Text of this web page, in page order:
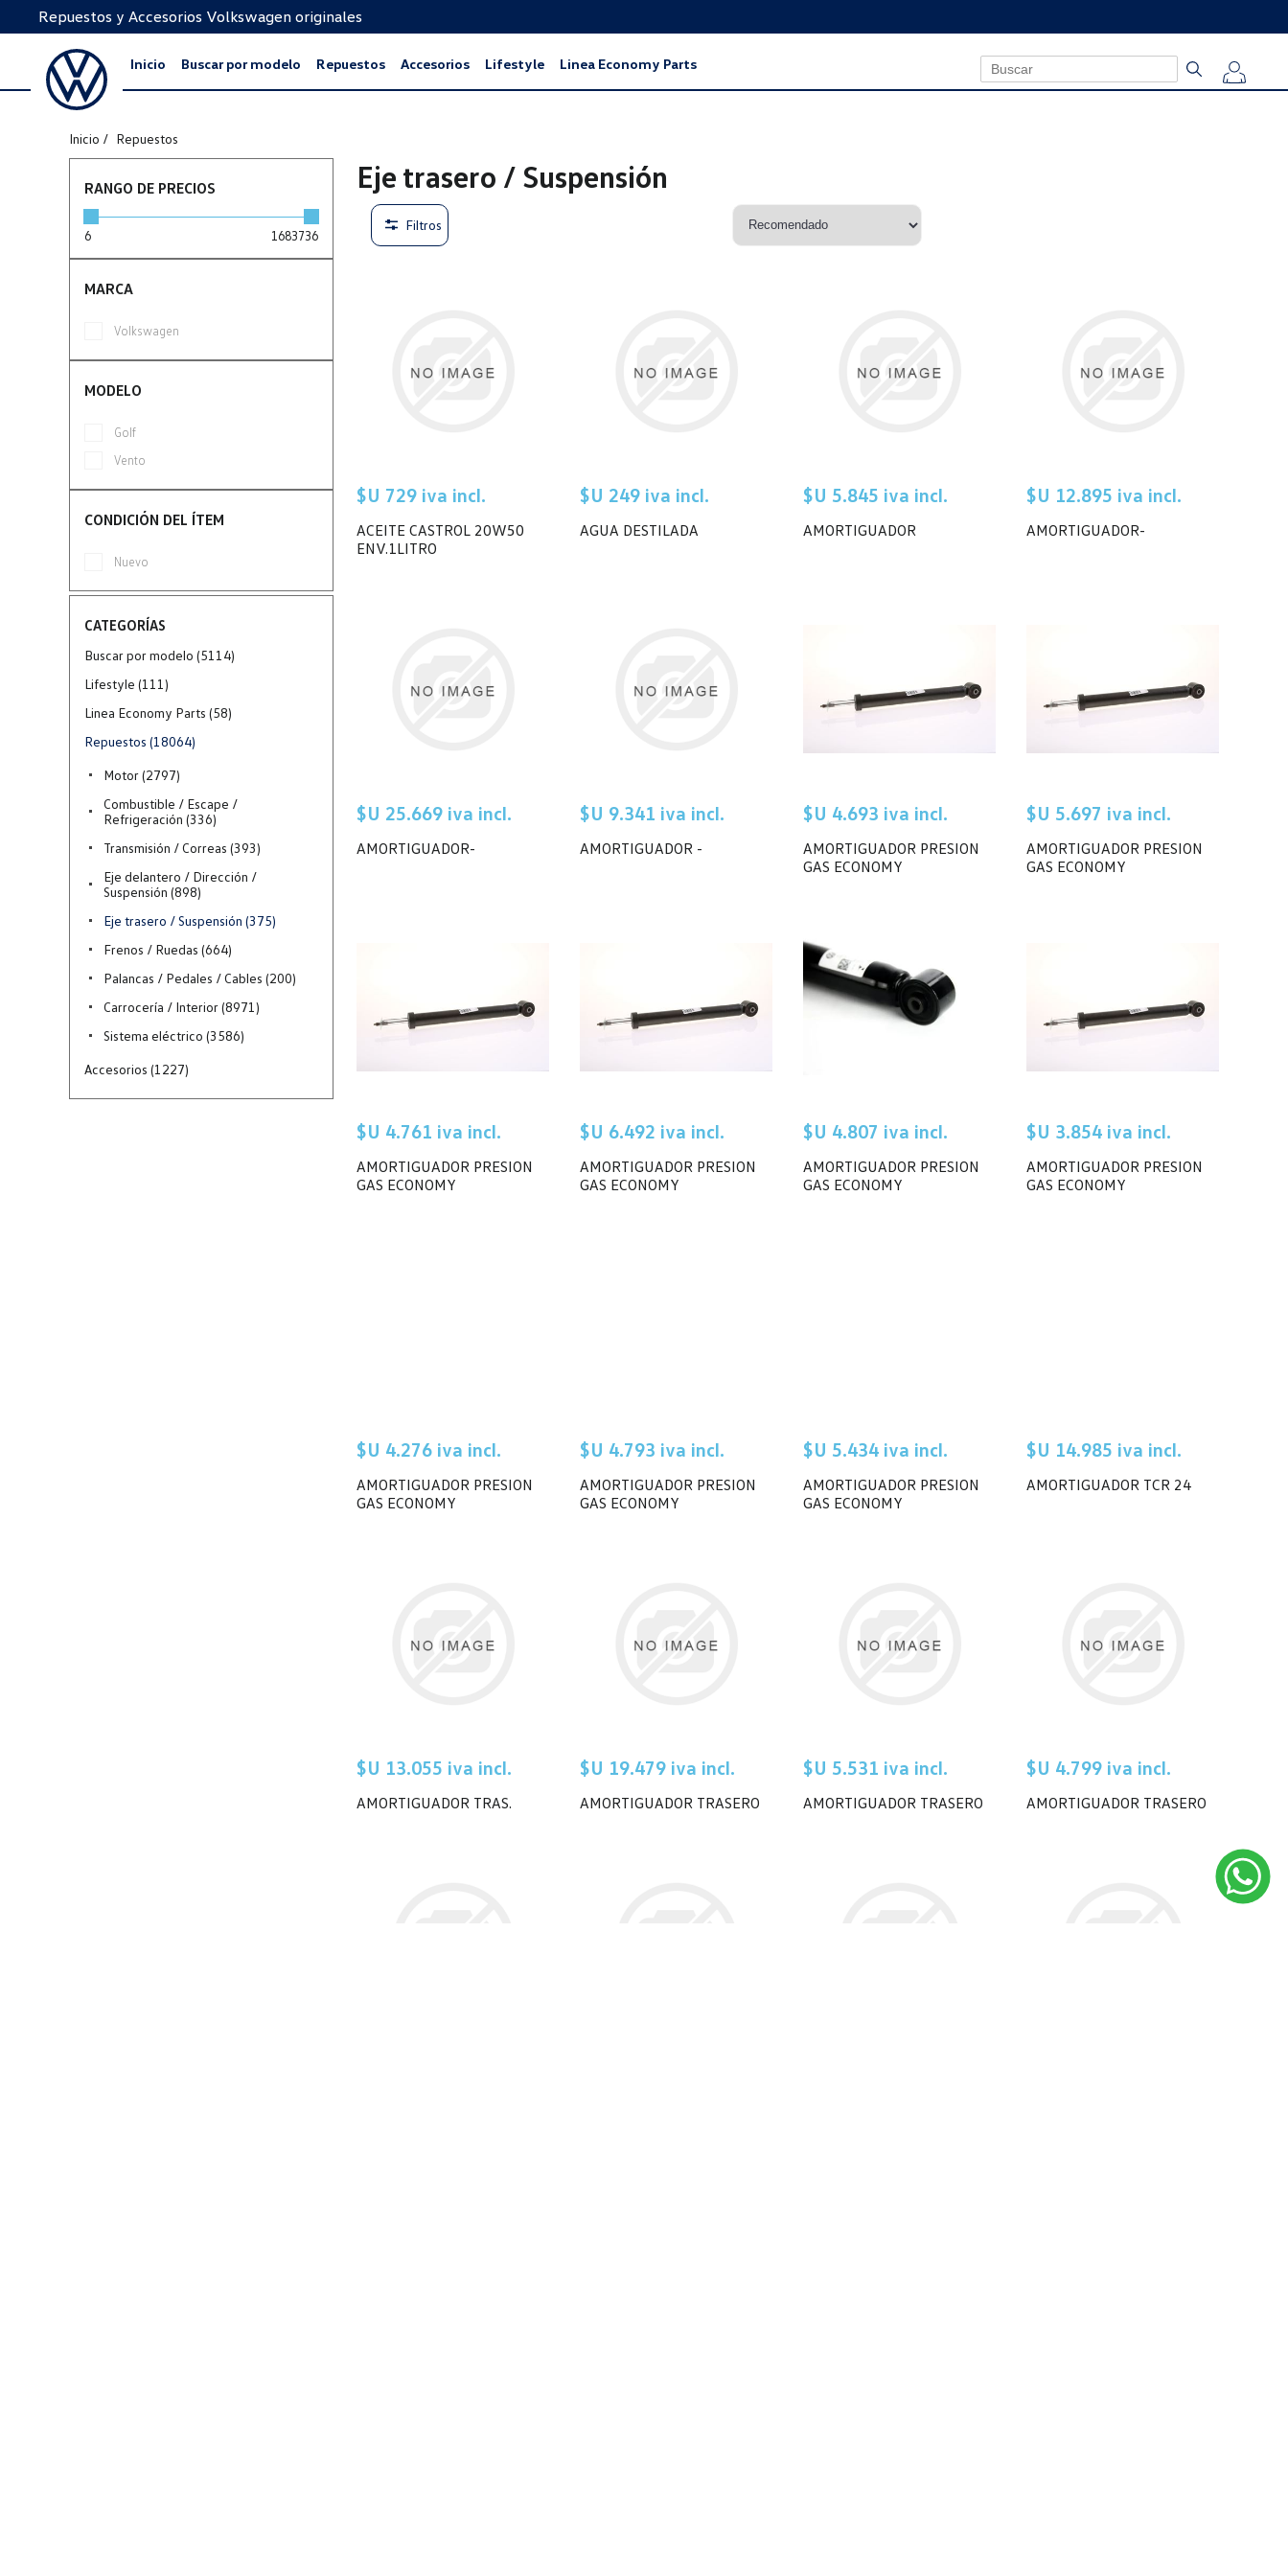
Repuestos y Accesorios Volkswagen originales
Inicio Buscar por modelo Repuestos Accesorios Lifestyle Linea Economy Parts
Inicio Repuestos
Eje trasero / Suspensión
Filtros
$U 729 iva incl.
ACEITE CASTROL 20W50
ENV.1LITRO
$U 249 iva incl.
AGUA DESTILADA
$U 5.845 iva incl.
AMORTIGUADOR
$U 12.895 iva incl.
AMORTIGUADOR-
$U 25.669 iva incl.
AMORTIGUADOR-
$U 9.341 iva incl.
AMORTIGUADOR -
$U 4.693 iva incl.
AMORTIGUADOR PRESION
GAS ECONOMY
$U 5.697 iva incl.
AMORTIGUADOR PRESION
GAS ECONOMY
$U 4.761 iva incl.
AMORTIGUADOR PRESION
GAS ECONOMY
$U 6.492 iva incl.
AMORTIGUADOR PRESION
GAS ECONOMY
$U 4.807 iva incl.
AMORTIGUADOR PRESION
GAS ECONOMY
$U 3.854 iva incl.
AMORTIGUADOR PRESION
GAS ECONOMY
$U 4.276 iva incl.
AMORTIGUADOR PRESION
GAS ECONOMY
$U 4.793 iva incl.
AMORTIGUADOR PRESION
GAS ECONOMY
$U 5.434 iva incl.
AMORTIGUADOR PRESION
GAS ECONOMY
$U 14.985 iva incl.
AMORTIGUADOR TCR 24
$U 13.055 iva incl.
AMORTIGUADOR TRAS.
$U 19.479 iva incl.
AMORTIGUADOR TRASERO
$U 5.531 iva incl.
AMORTIGUADOR TRASERO
$U 4.799 iva incl.
AMORTIGUADOR TRASERO
RANGO DE PRECIOS
6 1683736
MARCA
Volkswagen
MODELO
Golf
Vento
CONDICIÓN DEL ÍTEM
Nuevo
CATEGORÍAS
Buscar por modelo (5114)
Lifestyle (111)
Linea Economy Parts (58)
Repuestos (18064)
Motor (2797)
Combustible / Escape /
Refrigeración (336)
Transmisión / Correas (393)
Eje delantero / Dirección /
Suspensión (898)
Eje trasero / Suspensión (375)
Frenos / Ruedas (664)
Palancas / Pedales / Cables (200)
Carrocería / Interior (8971)
Sistema eléctrico (3586)
Accesorios (1227)